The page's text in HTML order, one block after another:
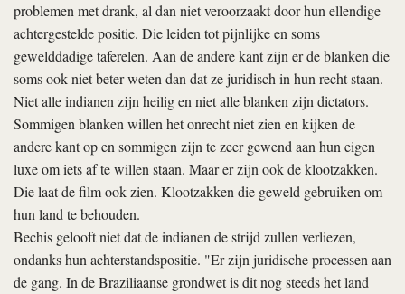
problemen met drank, al dan niet veroorzaakt door hun ellendige
achtergestelde positie. Die leiden tot pijnlijke en soms
gewelddadige taferelen. Aan de andere kant zijn er de blanken die
soms ook niet beter weten dan dat ze juridisch in hun recht staan.
Niet alle indianen zijn heilig en niet alle blanken zijn dictators.
Sommigen blanken willen het onrecht niet zien en kijken de
andere kant op en sommigen zijn te zeer gewend aan hun eigen
luxe om iets af te willen staan. Maar er zijn ook de klootzakken.
Die laat de film ook zien. Klootzakken die geweld gebruiken om
hun land te behouden.
Bechis gelooft niet dat de indianen de strijd zullen verliezen,
ondanks hun achterstandspositie. "Er zijn juridische processen aan
de gang. In de Braziliaanse grondwet is dit nog steeds het land